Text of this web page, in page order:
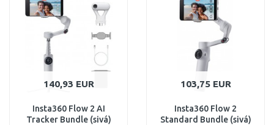
140,93 EUR
Insta360 Flow 2 AI
Tracker Bundle (sivá)
103,75 EUR
Insta360 Flow 2
Standard Bundle (sivá)